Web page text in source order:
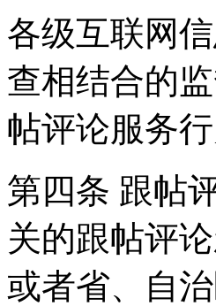
各级互联网
查相结合的
帖评论服务行
第四条 跟帖
关的跟帖评
或者省、自